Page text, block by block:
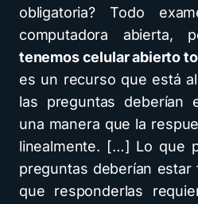
obligatoria? Todo
computadora abierta,
tenemos celular abierto
es un recurso que está
las preguntas deberían
una manera que la
linealmente. […] Lo que
preguntas deberían estar
que responderlas